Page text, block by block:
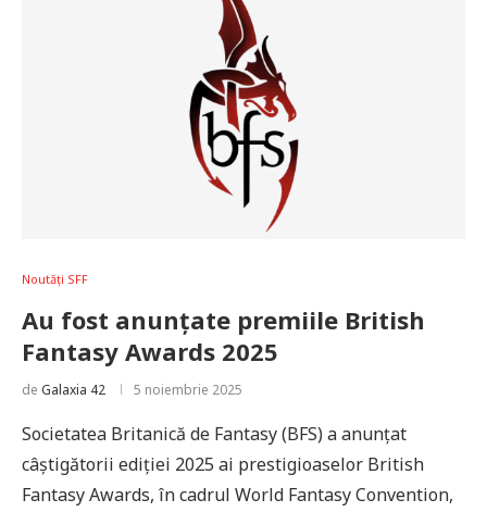
Noutăți SFF
Au fost anunțate premiile British
Fantasy Awards 2025
de Galaxia 42 5 noiembrie 2025
Societatea Britanică de Fantasy (BFS) a anunțat
câștigătorii ediției 2025 ai prestigioaselor British
Fantasy Awards, în cadrul World Fantasy Convention,